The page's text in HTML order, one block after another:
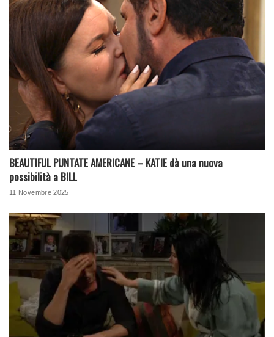
BEAUTIFUL PUNTATE AMERICANE – KATIE dà una nuova
possibilità a BILL
11 Novembre 2025